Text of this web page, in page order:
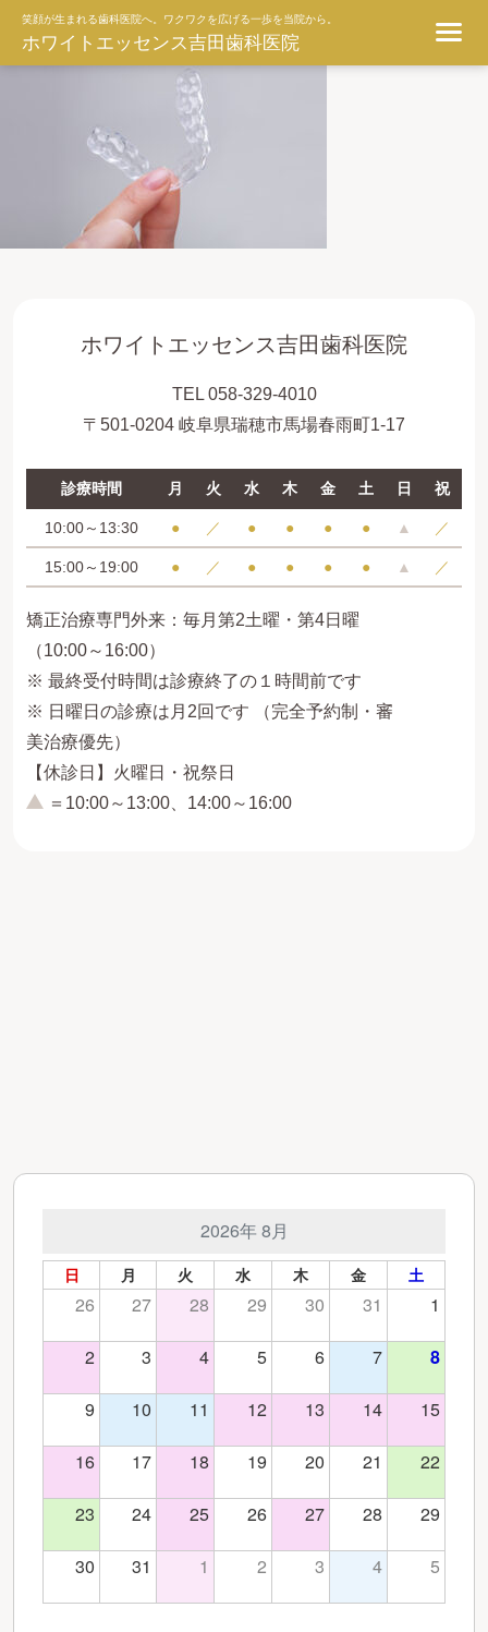
笑顔が生まれる歯科医院へ。ワクワクを広げる一歩を当院から。
ホワイトエッセンス吉田歯科医院
ggg
ホワイトエッセンス吉田歯科医院
TEL 058-329-4010
〒501-0204 岐阜県瑞穂市馬場春雨町1-17
診療時間 月 火 水 木 金 土 日 祝
10:00～13:30 ● ／ ● ● ● ● ▲ ／
15:00～19:00 ● ／ ● ● ● ● ▲ ／
矯正治療専門外来：毎月第2土曜・第4日曜
（10:00～16:00）
※ 最終受付時間は診療終了の１時間前です
※ 日曜日の診療は月2回です （完全予約制・審
美治療優先）
【休診日】火曜日・祝祭日
＝10:00～13:00、14:00～16:00
2026年 8月
日 月 火 水 木 金 土
26 27 28 29 30 31 1
2 3 4 5 6 7 8
9 10 11 12 13 14 15
16 17 18 19 20 21 22
23 24 25 26 27 28 29
30 31 1 2 3 4 5